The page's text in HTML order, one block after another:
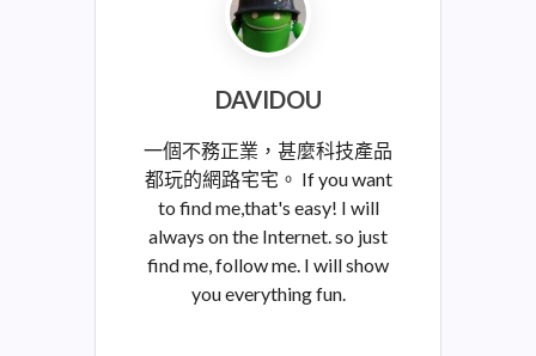
DAVIDOU
一個不務正業，甚麼科技產品
都玩的網路宅宅。 If you want
to find me,that's easy! I will
always on the Internet. so just
find me, follow me. I will show
you everything fun.